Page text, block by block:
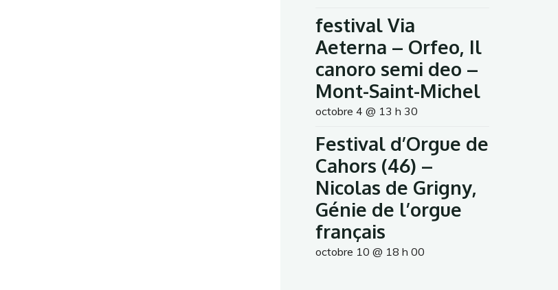
festival Via
Aeterna – Orfeo, Il
canoro semi deo –
Mont-Saint-Michel
octobre 4 @ 13 h 30
Festival d’Orgue de
Cahors (46) –
Nicolas de Grigny,
Génie de l’orgue
français
octobre 10 @ 18 h 00